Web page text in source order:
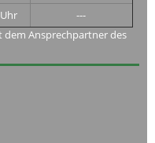
---
dem Ansprechpartner des